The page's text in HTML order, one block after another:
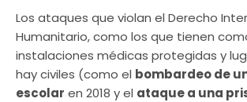
Los ataques que violan el Derecho
Humanitario, como los que tienen
instalaciones médicas protegidas y
hay civiles (como el bombardeo de
escolar en 2018 y el ataque a una